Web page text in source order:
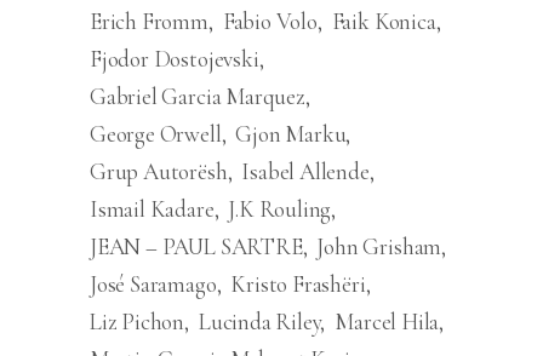
Erich Fromm
Fabio Volo
Faik Konica
Fjodor Dostojevski
Gabriel Garcia Marquez
George Orwell Gjon Marku
Grup Autorësh Isabel Allende
Ismail Kadare J.K Rouling
JEAN – PAUL SARTRE John Grisham
José Saramago Kristo Frashëri
Liz Pichon Lucinda Riley Marcel Hila